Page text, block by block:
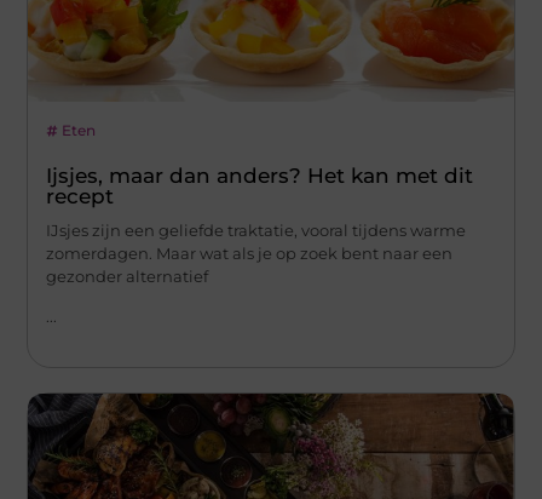
Eten
Ijsjes, maar dan anders? Het kan met dit
recept
IJsjes zijn een geliefde traktatie, vooral tijdens warme
zomerdagen. Maar wat als je op zoek bent naar een
gezonder alternatief